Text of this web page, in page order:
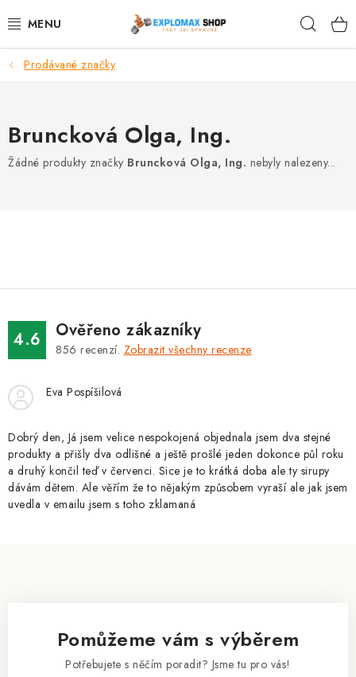
na
%AKCE
ZNAČKY
Kontakty Slovník pojmů
Podmínky ochrany osobních údajů
Doprava a platba
Slevový systém
Vše o nákupu
Prodávané značky
Bruncková Olga, Ing.
Žádné produkty značky Bruncková Olga, Ing. nebyly nalezeny...
4.6 Ověřeno zákazníky
856 recenzí. Zobrazit všechny recenze
Eva Pospíšilová
Dobrý den, Já jsem velice nespokojená objednala jsem dva stejné
produkty a přišly dva odlišné a ještě prošlé jeden dokonce půl roku
a druhý končil teď v červenci. Sice je to krátká doba ale ty sirupy
dávám dětem. Ale věřím že to nějakým způsobem vyraší ale jak jsem
uvedla v emailu jsem s toho zklamaná
Pomůžeme vám s výběrem
Potřebujete s něčím poradit? Jsme tu pro vás!